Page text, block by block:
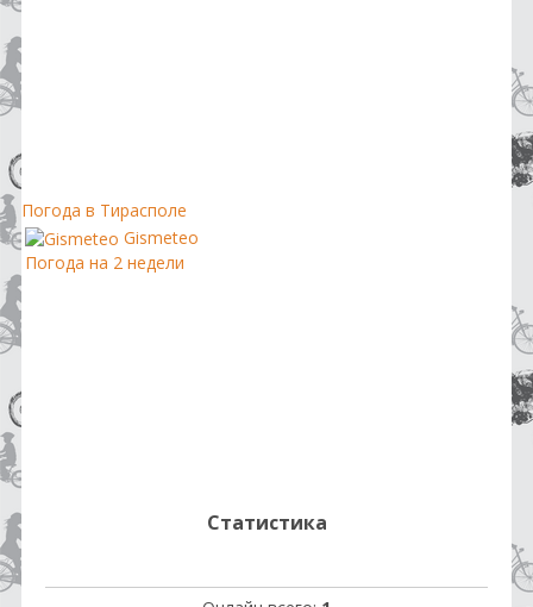
Погода в Тирасполе
Gismeteo
Погода на 2 недели
Статистика